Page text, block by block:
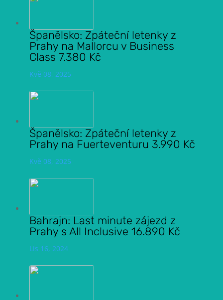
Španělsko: Zpáteční letenky z
Prahy na Mallorcu v Business
Class 7.380 Kč
Kvě 08, 2025
Španělsko: Zpáteční letenky z
Prahy na Fuerteventuru 3.990 Kč
Kvě 08, 2025
Bahrajn: Last minute zájezd z
Prahy s All Inclusive 16.890 Kč
Lis 16, 2024